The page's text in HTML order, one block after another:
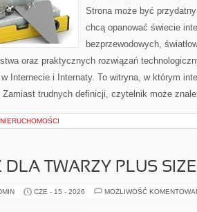
Strona może być
chcą opanować świecie
bezprzewodowych,
oraz praktycznych rozwiązań
Internecie i Internaty. To witryna, w którym
Zamiast trudnych definicji, czytelnik może
NIERUCHOMOŚCI
DLA TWARZY PLUS SIZE
CZE - 15 - 2026 MOŻLIWOŚĆ